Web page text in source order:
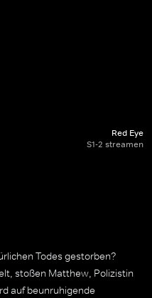
Red Eye
S1-2 streamen
Todes gestorben?
stoßen Matthew, Polizistin
auf beunruhigende